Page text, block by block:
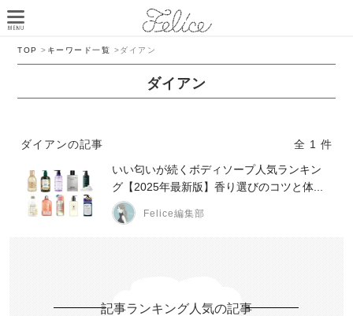
TOP > キーワード一覧 >ダイアン
ダイアン
ダイアンの記事
全 1 件
いい匂いが続くボディソープ人気ランキン
グ【2025年最新版】香り選びのコツと体...
Felice編集部
記事ランキング人気の記事